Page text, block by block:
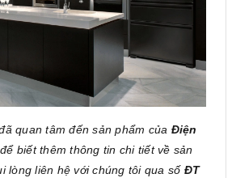
quan tâm đến sản phẩm của Điện
biết thêm thông tin chi tiết về sản
lòng liên hệ với chúng tôi qua số ĐT